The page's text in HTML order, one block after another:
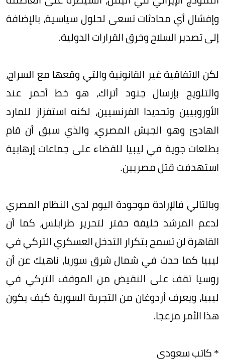
وإفشال أي محادثات تسعى لحلول سياسية، بالإضافة
إلى تصدير السلاح وخرق القرارات الدولية.
لكن الاتفاقية غير القانونية والتي وقعها مع السراج،
والتلويح بإرسال جنود أتراك، هو خط أحمر عند
الأوروبيين وتحديدا الفرنسيين، لكنه استفزاز للمارد
الهادئ وهو الجيش المصري، والذي سبق أن قام
بطلعات جوية في ليبيا للقضاء على جماعات إرهابية
استهدفت قتل مصريين.
وبالتالي فالإرادة موجودة اليوم لدى النظام المصري
لدعم المرشد خليفة حفتر لتحرير طرابلس، كما أن
القاهرة لن تسمح بتكرار التدخل العسكري التركي في
ليبيا كما حدث في شمال شرق سوريا، ناهيك عن أن
روسيا تقف على النقيض من الموقف التركي في
ليبيا، ويعرف أردوغان من التجربة السورية كيف يكون
هذا الأمر مزعجا.
* كاتب سعودي